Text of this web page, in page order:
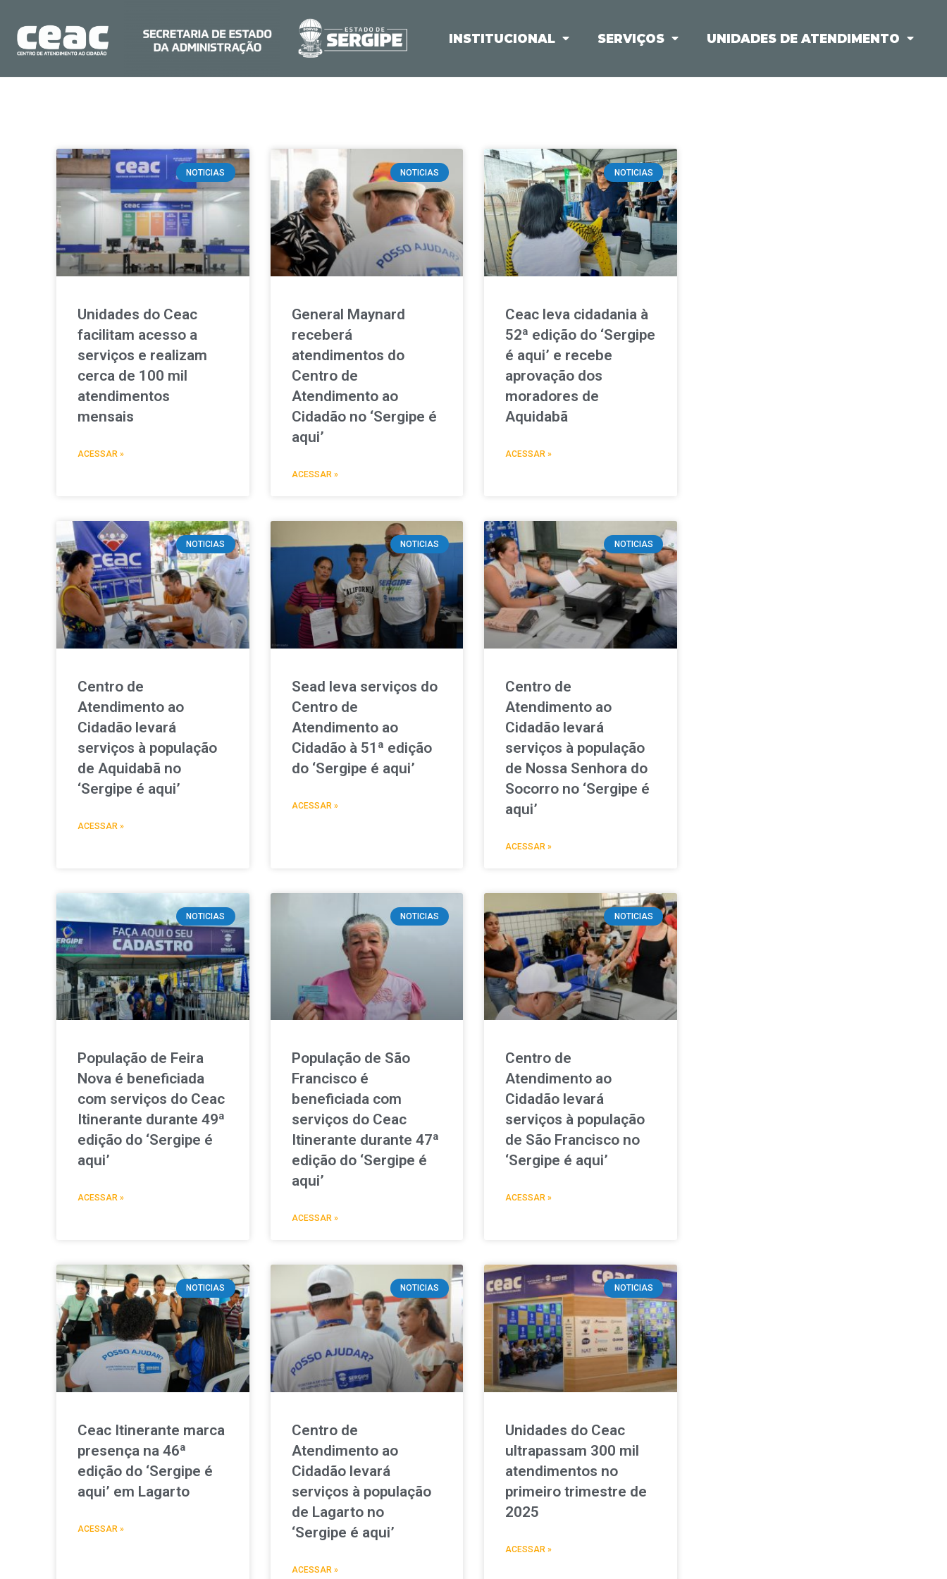
INSTITUCIONAL SERVIÇOS UNIDADES DE ATENDIMENTO
NOTICIAS
Unidades do Ceac
facilitam acesso a
serviços e realizam
cerca de 100 mil
atendimentos
mensais
ACESSAR »
NOTICIAS
General Maynard
receberá
atendimentos do
Centro de
Atendimento ao
Cidadão no ‘Sergipe é
aqui’
ACESSAR »
NOTICIAS
Ceac leva cidadania à
52ª edição do ‘Sergipe
é aqui’ e recebe
aprovação dos
moradores de
Aquidabã
ACESSAR »
NOTICIAS
Centro de
Atendimento ao
Cidadão levará
serviços à população
de Aquidabã no
‘Sergipe é aqui’
ACESSAR »
NOTICIAS
Sead leva serviços do
Centro de
Atendimento ao
Cidadão à 51ª edição
do ‘Sergipe é aqui’
ACESSAR »
NOTICIAS
Centro de
Atendimento ao
Cidadão levará
serviços à população
de Nossa Senhora do
Socorro no ‘Sergipe é
aqui’
ACESSAR »
NOTICIAS
População de Feira
Nova é beneficiada
com serviços do Ceac
Itinerante durante 49ª
edição do ‘Sergipe é
aqui’
ACESSAR »
NOTICIAS
População de São
Francisco é
beneficiada com
serviços do Ceac
Itinerante durante 47ª
edição do ‘Sergipe é
aqui’
ACESSAR »
NOTICIAS
Centro de
Atendimento ao
Cidadão levará
serviços à população
de São Francisco no
‘Sergipe é aqui’
ACESSAR »
NOTICIAS
Ceac Itinerante marca
presença na 46ª
edição do ‘Sergipe é
aqui’ em Lagarto
ACESSAR »
NOTICIAS
Centro de
Atendimento ao
Cidadão levará
serviços à população
de Lagarto no
‘Sergipe é aqui’
ACESSAR »
NOTICIAS
Unidades do Ceac
ultrapassam 300 mil
atendimentos no
primeiro trimestre de
2025
ACESSAR »